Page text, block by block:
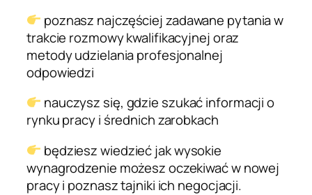
poznasz najczęściej zadawane pytania w
trakcie rozmowy kwalifikacyjnej oraz
metody udzielania profesjonalnej
odpowiedzi
nauczysz się, gdzie szukać informacji o
rynku pracy i średnich zarobkach
będziesz wiedzieć jak wysokie
wynagrodzenie możesz oczekiwać w nowej
pracy i poznasz tajniki ich negocjacji.